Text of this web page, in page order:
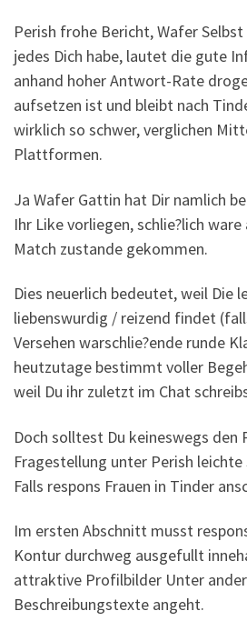
Perish frohe Bericht, Wafer
jedes Dich habe, lautet die gute
anhand hoher Antwort-Rate
aufsetzen ist und bleibt nach
wirklich so schwer, verglichen
Plattformen.
Ja Wafer Gattin hat Dir namlich
Ihr Like vorliegen, schlie?lich
Match zustande gekommen.
Dies neuerlich bedeutet, weil Die
liebenswurdig / reizend findet
Versehen warschlie?ende runde
heutzutage bestimmt voller
weil Du ihr zuletzt im Chat
Doch solltest Du keineswegs
Fragestellung unter Perish leichte
Falls respons Frauen in Tinder
Im ersten Abschnitt musst
Kontur durchweg ausgefullt
attraktive Profilbilder Unter
Beschreibungstexte angeht.